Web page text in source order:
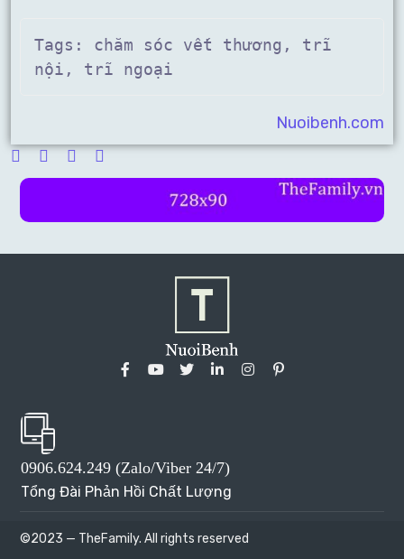
Tags: chăm sóc vết thương, trĩ
nội, trĩ ngoại
Nuoibenh.com
0906.624.249 (Zalo/Viber 24/7)
Tổng Đài Phản Hồi Chất Lượng
©2023 — TheFamily. All rights reserved